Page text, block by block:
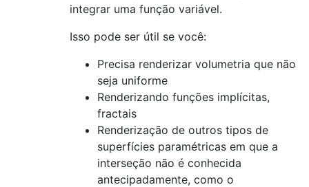
integrar uma função variável.
Isso pode ser útil se você:
Precisa renderizar volumetria que não
seja uniforme
Renderizando funções implícitas,
fractais
Renderização de outros tipos de
superfícies paramétricas em que a
interseção não é conhecida
antecipadamente, como o